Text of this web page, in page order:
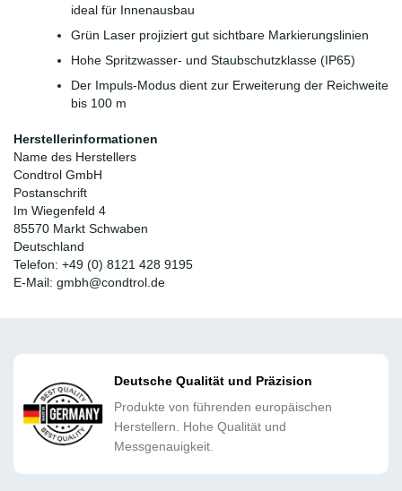
ideal für Innenausbau
Grün Laser projiziert gut sichtbare Markierungslinien
Hohe Spritzwasser- und Staubschutzklasse (IP65)
Der Impuls-Modus dient zur Erweiterung der Reichweite
bis 100 m
Herstellerinformationen
Name des Herstellers
Condtrol GmbH
Postanschrift
Im Wiegenfeld 4
85570 Markt Schwaben
Deutschland
Telefon: +49 (0) 8121 428 9195
E-Mail: gmbh@condtrol.de
Deutsche Qualität und Präzision
Produkte von führenden europäischen
Herstellern. Hohe Qualität und
Messgenauigkeit.